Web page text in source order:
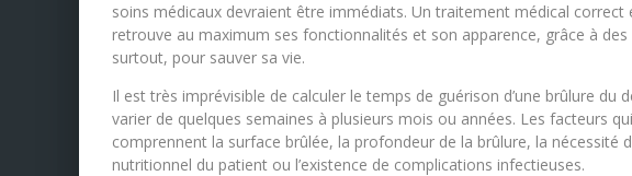
soins médicaux devraient être immédiats. Un traitement médical
retrouve au maximum ses fonctionnalités et son apparence, grâce à
surtout, pour sauver sa vie.
Il est très imprévisible de calculer le temps de guérison d’une brûlure du
varier de quelques semaines à plusieurs mois ou années. Les facteurs
comprennent la surface brûlée, la profondeur de la brûlure, la nécessité
nutritionnel du patient ou l’existence de complications infectieuses.